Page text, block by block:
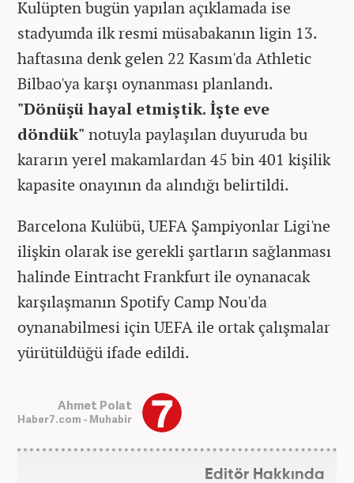
Kulüpten bugün yapılan açıklamada ise
stadyumda ilk resmi müsabakanın ligin 13.
haftasına denk gelen 22 Kasım'da Athletic
Bilbao'ya karşı oynanması planlandı.
"Dönüşü hayal etmiştik. İşte eve
döndük" notuyla paylaşılan duyuruda bu
kararın yerel makamlardan 45 bin 401 kişilik
kapasite onayının da alındığı belirtildi.
Barcelona Kulübü, UEFA Şampiyonlar Ligi'ne
ilişkin olarak ise gerekli şartların sağlanması
halinde Eintracht Frankfurt ile oynanacak
karşılaşmanın Spotify Camp Nou'da
oynanabilmesi için UEFA ile ortak çalışmalar
yürütüldüğü ifade edildi.
Ahmet Polat
Haber7.com - Muhabir
Editör Hakkında